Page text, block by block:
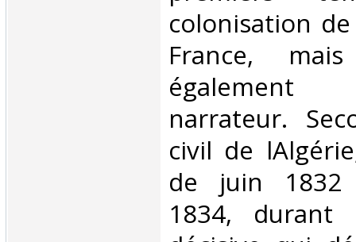
colonisation
France,
narrateur.
civil de
de juin 1832
1834, durant